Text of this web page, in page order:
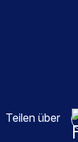
Teilen über